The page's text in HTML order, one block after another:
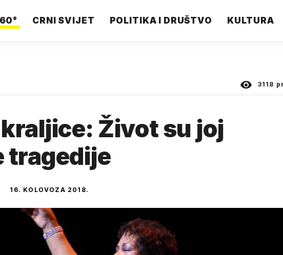
CRNI SVIJET POLITIKA I DRUŠTVO KULTURA
3118
Život su joj
tragedije
16. KOLOVOZA 2018.